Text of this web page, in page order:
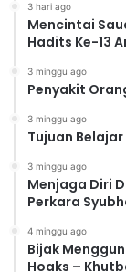
3 hari ago
Mencintai
Hadits Ke-13
3 minggu ago
Penyakit
3 minggu ago
Tujuan
3 minggu ago
Menjaga Diri
Perkara
4 minggu ago
Bijak
Hoaks –